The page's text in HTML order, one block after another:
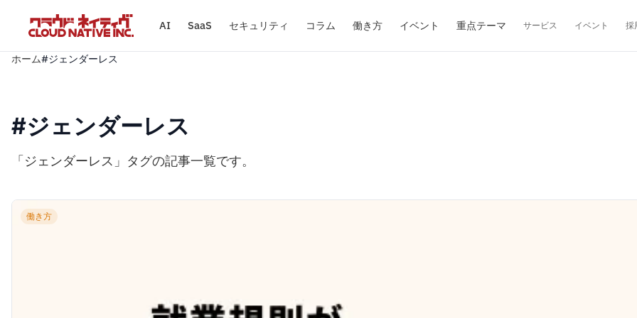
AI SaaS セキュリティ コラム 働き方 イベント 重点テーマ サービス イベント 採
ホーム#ジェンダーレス
#ジェンダーレス
「ジェンダーレス」タグの記事一覧です。
働き方